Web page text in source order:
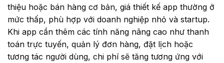
thiệu hoặc bán hàng cơ bản, giá thiết kế app thường ở
mức thấp, phù hợp với doanh nghiệp nhỏ và startup.
Khi app cần thêm các tính năng nâng cao như thanh
toán trực tuyến, quản lý đơn hàng, đặt lịch hoặc
tương tác người dùng, chi phí sẽ tăng tương ứng với